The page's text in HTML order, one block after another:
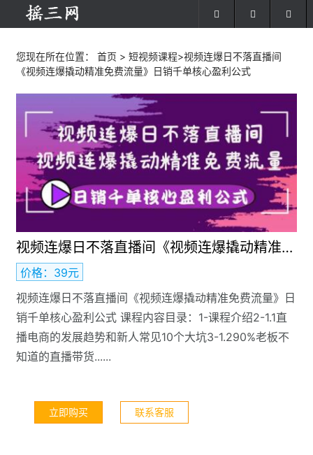
您现在所在位置： 首页 >短视频课程>视频连爆日不落直播间
《视频连爆撬动精准免费流量》日销千单核心盈利公式
视频连爆日不落直播间《视频连爆撬动精准免费流量》日销千单核心盈利公式
价格：39元
视频连爆日不落直播间《视频连爆撬动精准免费流量》日
销千单核心盈利公式 课程内容目录：1-课程介绍2-1.1直
播电商的发展趋势和新人常见10个大坑3-1.290%老板不
知道的直播带货......
立即购买 联系客服